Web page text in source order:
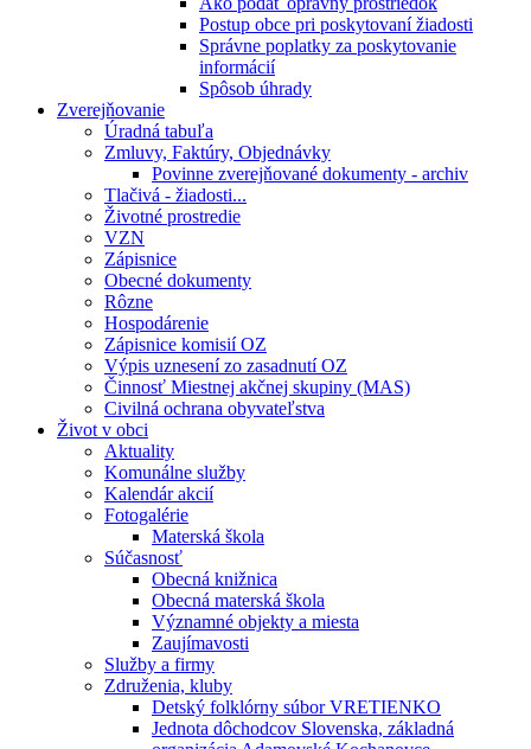
Postup obce pri poskytovaní žiadosti
Správne poplatky za poskytovanie
informácií
Spôsob úhrady
Zverejňovanie
Úradná tabuľa
Zmluvy, Faktúry, Objednávky
Povinne zverejňované dokumenty - archiv
Tlačivá - žiadosti...
Životné prostredie
VZN
Zápisnice
Obecné dokumenty
Rôzne
Hospodárenie
Zápisnice komisií OZ
Výpis uznesení zo zasadnutí OZ
Činnosť Miestnej akčnej skupiny (MAS)
Civilná ochrana obyvateľstva
Život v obci
Aktuality
Komunálne služby
Kalendár akcií
Fotogalérie
Materská škola
Súčasnosť
Obecná knižnica
Obecná materská škola
Významné objekty a miesta
Zaujímavosti
Služby a firmy
Združenia, kluby
Detský folklórny súbor VRETIENKO
Jednota dôchodcov Slovenska, základná